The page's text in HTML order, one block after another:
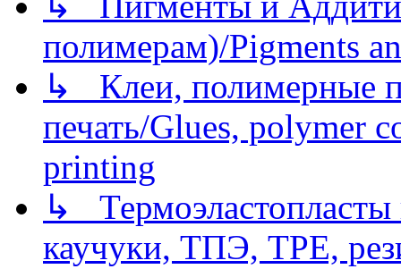
полимерам)/Pigments
↳ Клеи, полимерные
печать/Glues, polymer
printing
↳
каучуки, ТПЭ, TPE,